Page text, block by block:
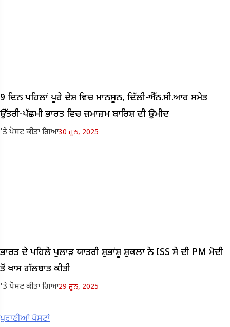
9 ਦਿਨ ਪਹਿਲਾਂ ਪੂਰੇ ਦੇਸ਼ ਵਿਚ ਮਾਨਸੂਨ, ਦਿੱਲੀ-ਐੱਨ.ਸੀ.ਆਰ ਸਮੇਤ
ਉੱਤਰੀ-ਪੱਛਮੀ ਭਾਰਤ ਵਿਚ ਜ਼ਮਾਜ਼ਮ ਬਾਰਿਸ਼ ਦੀ ਉਮੀਦ
'ਤੇ ਪੋਸਟ ਕੀਤਾ ਗਿਆ30 ਜੂਨ, 2025
ਭਾਰਤ ਦੇ ਪਹਿਲੇ ਪੁਲਾੜ ਯਾਤਰੀ ਸ਼ੁਭਾਂਸ਼ੂ ਸ਼ੁਕਲਾ ਨੇ ISS ਸੇ ਦੀ PM ਮੋਦੀ
ਤੋਂ ਖਾਸ ਗੱਲਬਾਤ ਕੀਤੀ
'ਤੇ ਪੋਸਟ ਕੀਤਾ ਗਿਆ29 ਜੂਨ, 2025
ਪੋਸਟ
ਪੁਰਾਣੀਆਂ ਪੋਸਟਾਂ